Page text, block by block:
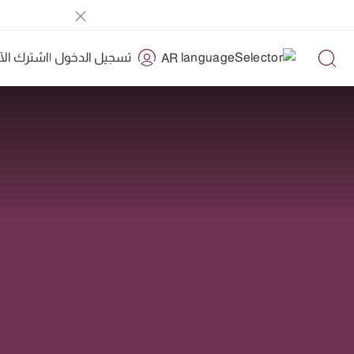
AR تسجيل الدخول |اشترك